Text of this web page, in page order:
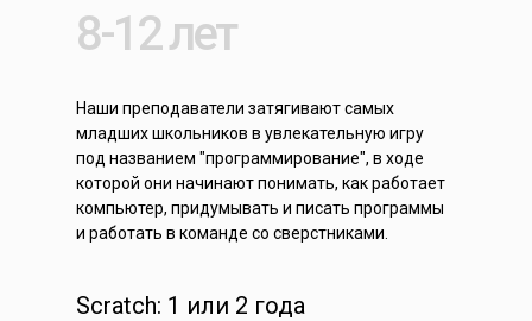
Наши преподаватели затягивают самых
младших школьников в увлекательную игру
под названием "программирование", в ходе
которой они начинают понимать, как работает
компьютер, придумывать и писать программы
и работать в команде со сверстниками.
Scratch: 1 или 2 года
8-12 лет